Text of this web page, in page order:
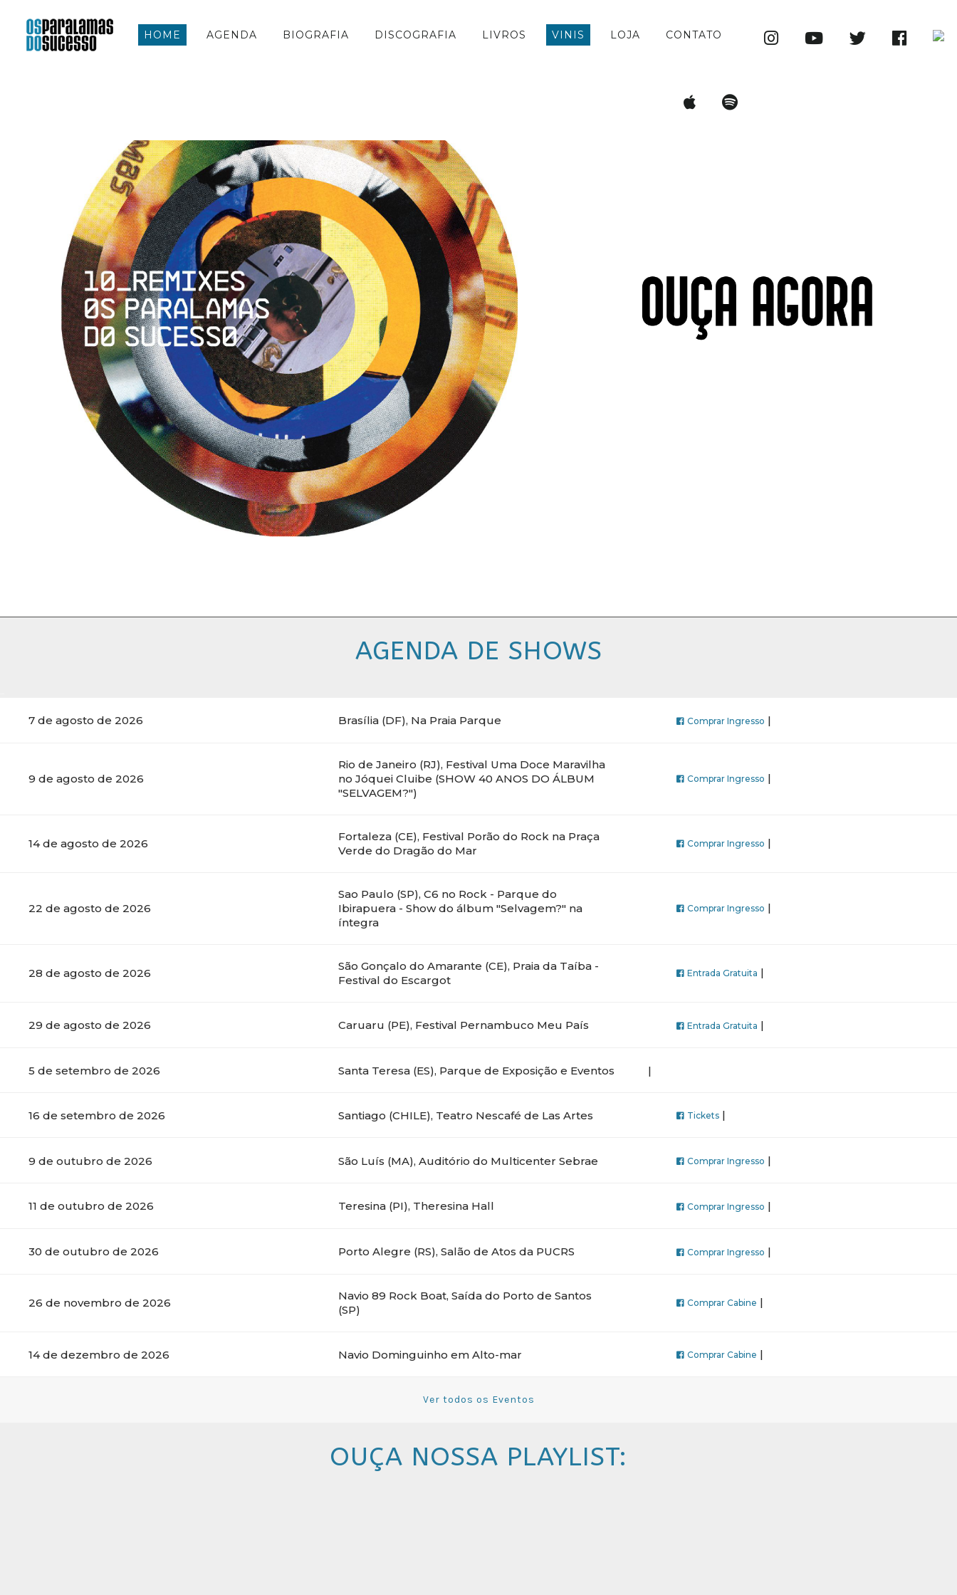
HOME AGENDA BIOGRAFIA DISCOGRAFIA LIVROS VINIS LOJA CONTATO
AGENDA DE SHOWS
7 de agosto de 2026 Brasília (DF), Na Praia Parque Comprar Ingresso |
9 de agosto de 2026
Rio de Janeiro (RJ), Festival Uma Doce Maravilha
no Jóquei Cluibe (SHOW 40 ANOS DO ÁLBUM
"SELVAGEM?")
Comprar Ingresso |
14 de agosto de 2026
Fortaleza (CE), Festival Porão do Rock na Praça
Verde do Dragão do Mar
Comprar Ingresso |
22 de agosto de 2026
Sao Paulo (SP), C6 no Rock - Parque do
Ibirapuera - Show do álbum "Selvagem?" na
íntegra
Comprar Ingresso |
28 de agosto de 2026
São Gonçalo do Amarante (CE), Praia da Taíba -
Festival do Escargot
Entrada Gratuita |
29 de agosto de 2026 Caruaru (PE), Festival Pernambuco Meu País Entrada Gratuita |
5 de setembro de 2026 Santa Teresa (ES), Parque de Exposição e Eventos |
16 de setembro de 2026 Santiago (CHILE), Teatro Nescafé de Las Artes Tickets |
9 de outubro de 2026 São Luís (MA), Auditório do Multicenter Sebrae Comprar Ingresso |
11 de outubro de 2026 Teresina (PI), Theresina Hall Comprar Ingresso |
30 de outubro de 2026 Porto Alegre (RS), Salão de Atos da PUCRS Comprar Ingresso |
26 de novembro de 2026
Navio 89 Rock Boat, Saída do Porto de Santos
(SP)
Comprar Cabine |
14 de dezembro de 2026 Navio Dominguinho em Alto-mar Comprar Cabine |
Ver todos os Eventos
OUÇA NOSSA PLAYLIST: